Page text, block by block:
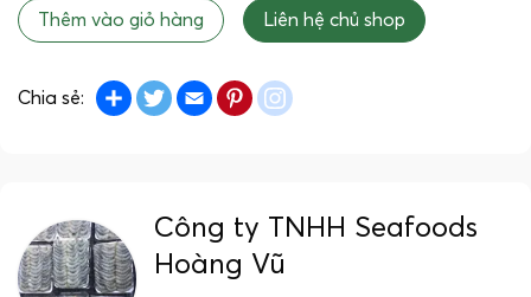
Thêm vào giỏ hàng Liên hệ chủ shop
Chia sẻ: Share TwitterEmail Pinterest
Công ty TNHH Seafoods
Hoàng Vũ